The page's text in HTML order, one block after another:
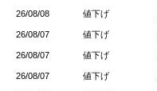
26/08/08 値下げ
26/08/07 値下げ
26/08/07 値下げ
26/08/07 値下げ